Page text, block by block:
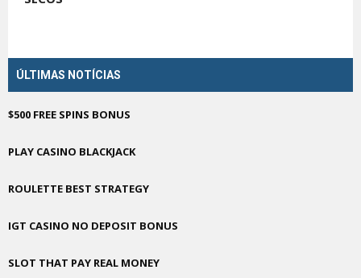
ÚLTIMAS NOTÍCIAS
$500 FREE SPINS BONUS
PLAY CASINO BLACKJACK
ROULETTE BEST STRATEGY
IGT CASINO NO DEPOSIT BONUS
SLOT THAT PAY REAL MONEY